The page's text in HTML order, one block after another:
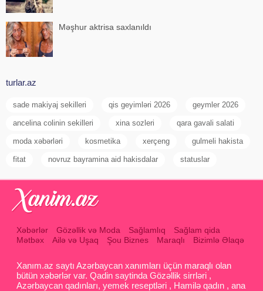
Məşhur aktrisa saxlanıldı
turlar.az
sade makiyaj sekilleri qis geyimləri 2026 geymler 2026
ancelina colinin sekilleri xina sozleri qara gavali salati
moda xəbərləri kosmetika xerçeng gulmeli hakista
fitat novruz bayramina aid hakisdalar statuslar
Xəbərlər Gözəllik və Moda Sağlamlıq
Sağlam qida
Mətbəx
Ailə və Uşaq Şou Biznes Maraqlı Bizimlə Əlaqə
Xanım.az saytı Azərbaycan xanımları üçün maraqlı olan
bütün xəbərlər var. Qadin saytinda Gözəllik sirrləri ,
Azərbaycan qadınları, yemek reseptləri , Hamilə qadın , ana